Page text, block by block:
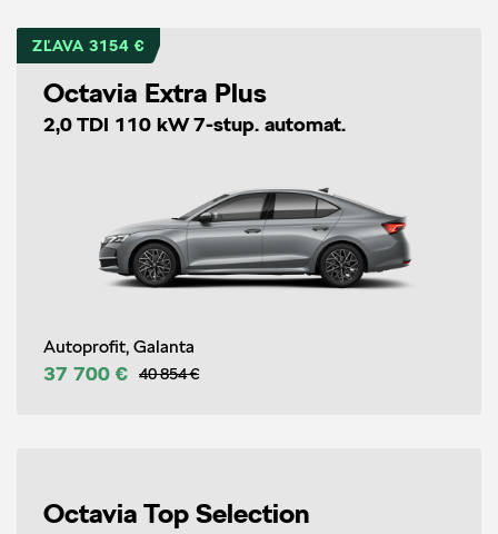
ZĽAVA 3154 €
Octavia Extra Plus
2,0 TDI 110 kW 7-stup. automat.
Autoprofit, Galanta
37 700 € 40 854 €
Octavia Top Selection